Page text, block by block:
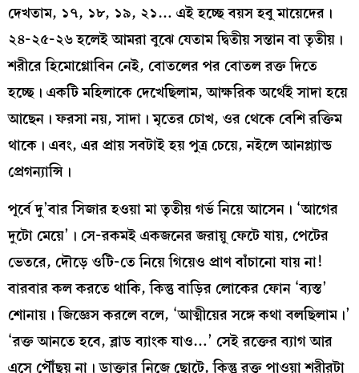
দেখতাম, ১৭, ১৮, ১৯, ২১… এই হচ্ছে বয়স হবু মায়েদের।
২৪-২৫-২৬ হলেই আমরা বুঝে যেতাম দ্বিতীয় সন্তান বা তৃতীয়।
শরীরে হিমোগ্লোবিন নেই, বোতলের পর বোতল রক্ত দিতে
হচ্ছে। একটি মহিলাকে দেখেছিলাম, আক্ষরিক অর্থেই সাদা হয়ে
আছেন। ফরসা নয়, সাদা। মৃতের চোখ, ওর থেকে বেশি রক্তিম
থাকে। এবং, এর প্রায় সবটাই হয় পুত্র চেয়ে, নইলে আনপ্ল্যান্ড
প্রেগন্যান্সি।
পূর্বে দু’বার সিজার হওয়া মা তৃতীয় গর্ভ নিয়ে আসেন। ‘আগের
দুটো মেয়ে’। সে-রকমই একজনের জরায়ু ফেটে যায়, পেটের
ভেতরে, দৌড়ে ওটি-তে নিয়ে গিয়েও প্রাণ বাঁচানো যায় না!
বারবার কল করতে থাকি, কিন্তু বাড়ির লোকের ফোন ‘ব্যস্ত’
শোনায়। জিজ্ঞেস করলে বলে, ‘আত্মীয়ের সঙ্গে কথা বলছিলাম।’
‘রক্ত আনতে হবে, ব্লাড ব্যাংক যাও…’ সেই রক্তের ব্যাগ আর
এসে পৌঁছয় না। ডাক্তার নিজে ছোটে, কিন্তু রক্ত পাওয়া শরীরটা